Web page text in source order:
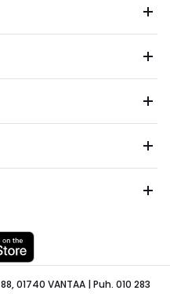
01740 VANTAA | Puh. 010 283